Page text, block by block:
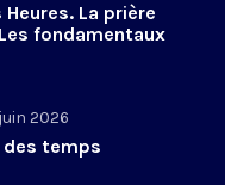
La prière
fondamentaux
2026
des temps